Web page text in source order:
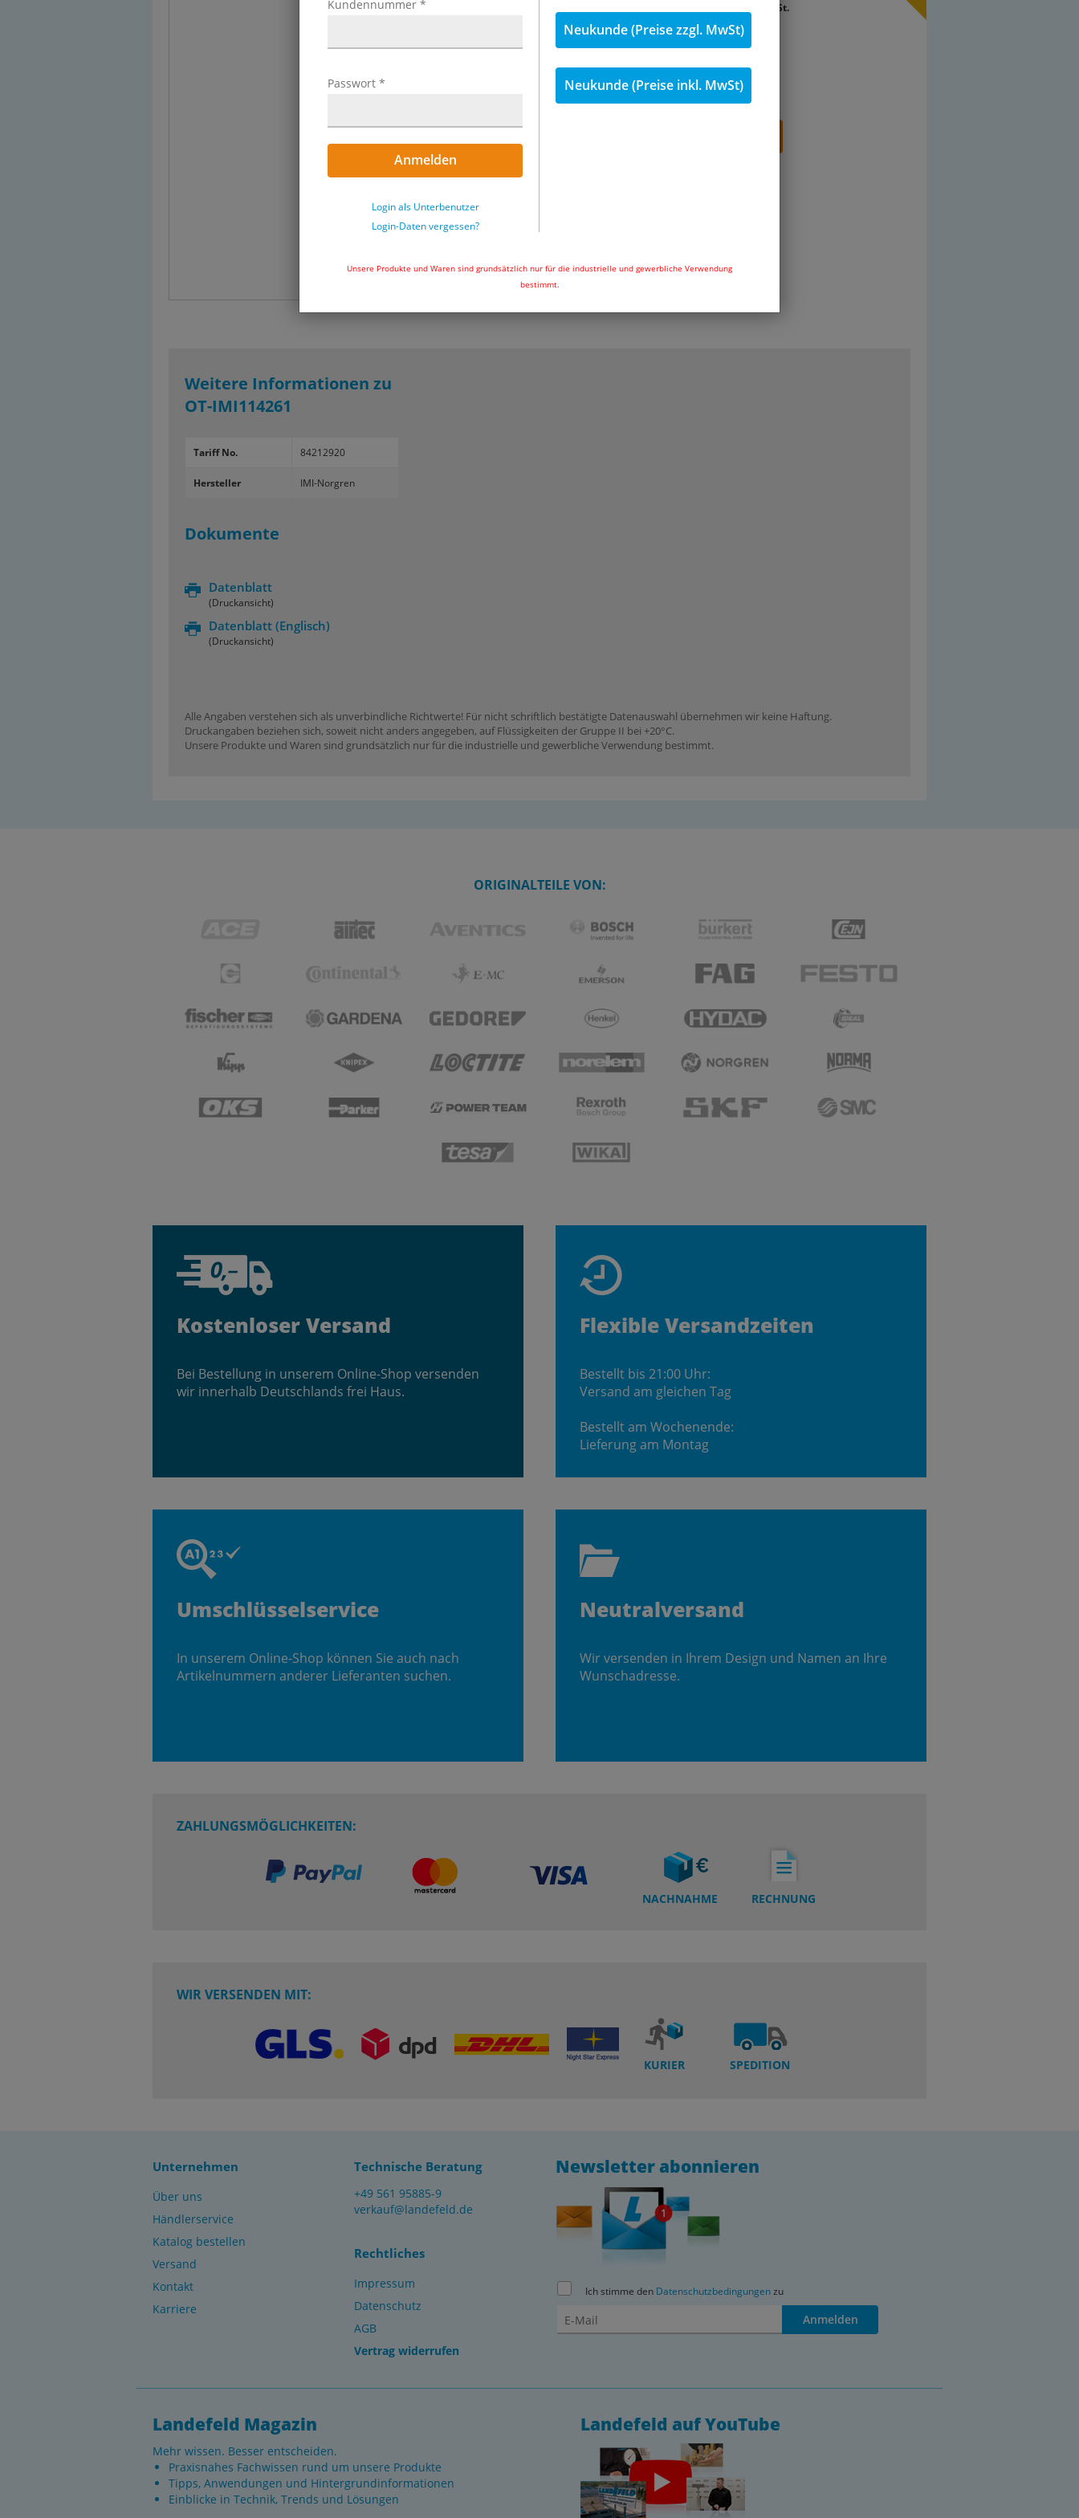
Kundennummer *
Passwort *
Anmelden
Login als Unterbenutzer
Login-Daten vergessen?
Neukunde (Preise zzgl. MwSt)
Neukunde (Preise inkl. MwSt)
Unsere Produkte und Waren sind grundsätzlich nur für die industrielle und gewerbliche Verwendung
bestimmt.
inkl. 19 % MwSt.
Menge Stk.
Weitere Informationen zu
OT-IMI114261
Tariff No. 84212920
Hersteller IMI-Norgren
Dokumente
Datenblatt
(Druckansicht)
Datenblatt (Englisch)
(Druckansicht)
Alle Angaben verstehen sich als unverbindliche Richtwerte! Für nicht schriftlich bestätigte Datenauswahl übernehmen wir keine Haftung.
Druckangaben beziehen sich, soweit nicht anders angegeben, auf Flüssigkeiten der Gruppe II bei +20°C.
Unsere Produkte und Waren sind grundsätzlich nur für die industrielle und gewerbliche Verwendung bestimmt.
ORIGINALTEILE VON:
Kostenloser Versand
Bei Bestellung in unserem Online-Shop versenden
wir innerhalb Deutschlands frei Haus.
Flexible Versandzeiten
Bestellt bis 21:00 Uhr:
Versand am gleichen Tag
Bestellt am Wochenende:
Lieferung am Montag
Umschlüsselservice
In unserem Online-Shop können Sie auch nach
Artikelnummern anderer Lieferanten suchen.
Neutralversand
Wir versenden in Ihrem Design und Namen an Ihre
Wunschadresse.
ZAHLUNGSMÖGLICHKEITEN:
NACHNAHME RECHNUNG
WIR VERSENDEN MIT:
KURIER SPEDITION
Unternehmen
Über uns
Händlerservice
Katalog bestellen
Versand
Kontakt
Karriere
Technische Beratung
+49 561 95885-9
verkauf@landefeld.de
Rechtliches
Impressum
Datenschutz
AGB
Vertrag widerrufen
Newsletter abonnieren
Ich stimme den Datenschutzbedingungenzu
Anmelden
Landefeld Magazin
Mehr wissen. Besser entscheiden.
Praxisnahes Fachwissen rund um unsere Produkte
Tipps, Anwendungen und Hintergrundinformationen
Einblicke in Technik, Trends und Lösungen
Landefeld auf YouTube